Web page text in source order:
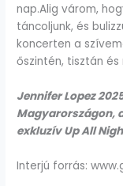
nap.Alig várom,
táncoljunk, és
koncerten a
őszintén, tisztán
Jennifer Lopez
Magyarországon,
exkluzív Up All
Interjú forrás: